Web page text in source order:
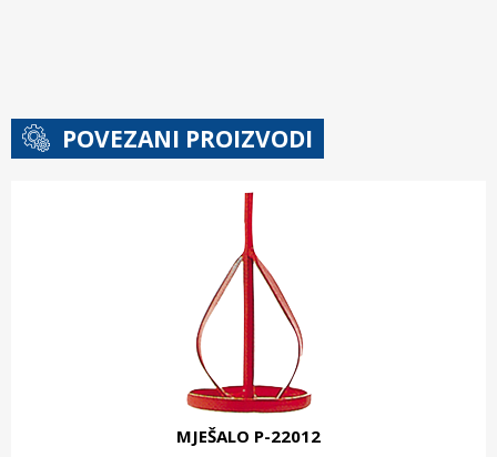
POVEZANI PROIZVODI
MJEŠALO P-22012